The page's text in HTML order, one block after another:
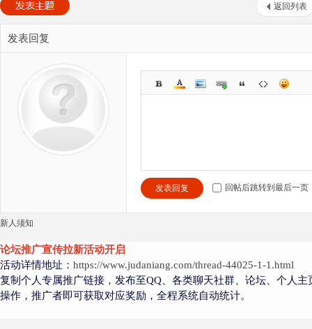
返回列表
发表回复
发表回复 回帖后跳转到最后一页
新人须知
论坛推广宣传拉新活动开启
活动详情地址： https://www.judaniang.com/thread-44025-1-1.html
复制个人专属推广链接，发布至QQ、各类聊天社群、论坛、个人
操作，推广者即可获取对应奖励，全程系统自动统计。